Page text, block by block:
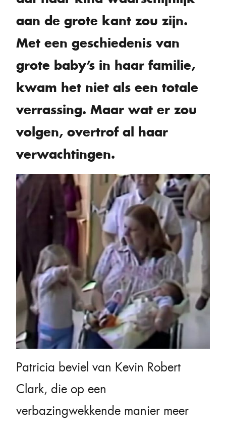
aan de grote kant zou zijn.
Met een geschiedenis van
grote baby’s in haar familie,
kwam het niet als een totale
verrassing. Maar wat er zou
volgen, overtrof al haar
verwachtingen.
Patricia beviel van Kevin Robert
Clark, die op een
verbazingwekkende manier meer